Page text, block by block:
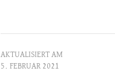
AKTUALISIERT AM
5. FEBRUAR 2021